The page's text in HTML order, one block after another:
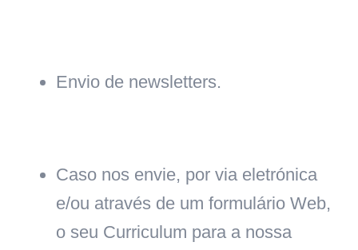
Envio de newsletters.
Caso nos envie, por via eletrónica
e/ou através de um formulário Web,
o seu Curriculum para a nossa